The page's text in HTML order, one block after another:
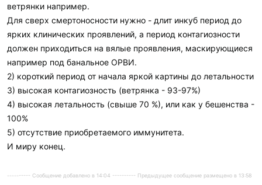
ветрянки например.
Для сверх смертоносности нужно - длит инкуб период до
ярких клинических проявлений, а период контагиозности
должен приходиться на вялые проявления, маскирующиеся
например под банальное ОРВИ.
2) короткий период от начала яркой картины до летальности
3) высокая контагиозность (ветрянка - 93-97%)
4) высокая летальность (свыше 70 %), или как у бешенства -
100%
5) отсутствие приобретаемого иммунитета.
И миру конец.
---------- Сообщение добавлено в 14:04 ---------- Предыдущее сообщение размещено в 13:58